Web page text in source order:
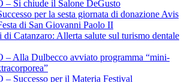
Si chiude il Salone DeGusto
per la sesta giornata di donazione Avis
di San Giovanni Paolo II
Catanzaro: Allerta salute sul turismo dentale
Alla Dulbecco avviato programma “mini-
Successo per il Materia Festival